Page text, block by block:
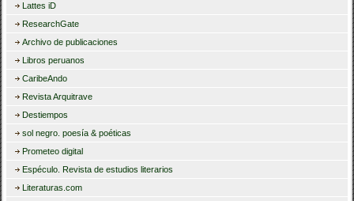
Lattes iD
ResearchGate
Archivo de publicaciones
Libros peruanos
CaribeAndo
Revista Arquitrave
Destiempos
sol negro. poesía & poéticas
Prometeo digital
Espéculo. Revista de estudios literarios
Literaturas.com